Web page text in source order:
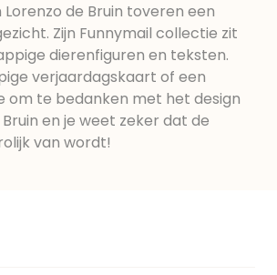
de Bruin toveren een
Zijn Funnymail collectie zit
dierenfiguren en teksten.
verjaardagskaart of een
om te bedanken met het design
en je weet zeker dat de
van wordt!